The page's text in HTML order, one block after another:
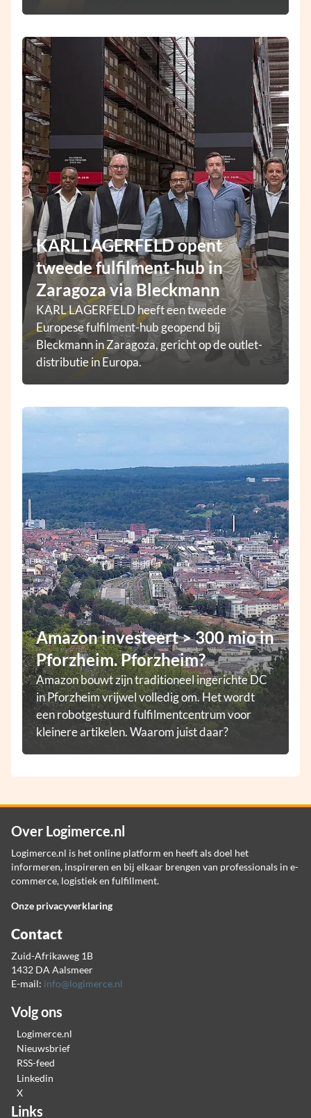
KARL LAGERFELD opent
tweede fulfilment-hub in
Zaragoza via Bleckmann
KARL LAGERFELD heeft een tweede
Europese fulfilment-hub geopend bij
Bleckmann in Zaragoza, gericht op de outlet-
distributie in Europa.
Amazon investeert > 300 mio in
Pforzheim. Pforzheim?
Amazon bouwt zijn traditioneel ingerichte DC
in Pforzheim vrijwel volledig om. Het wordt
een robotgestuurd fulfilmentcentrum voor
kleinere artikelen. Waarom juist daar?
Over Logimerce.nl
Logimerce.nl is het online platform en heeft als doel het
informeren, inspireren en bij elkaar brengen van professionals in e-
commerce, logistiek en fulfillment.
Onze privacyverklaring
Contact
Zuid-Afrikaweg 1B
1432 DA Aalsmeer
E-mail: info@logimerce.nl
Volg ons
Logimerce.nl
Nieuwsbrief
RSS-feed
Linkedin
X
Links